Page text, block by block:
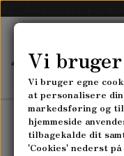
Vi
Vi bruger egne
at personalisere
markedsføring og
hjemmeside
tilbagekalde dit
'Cookies' nederst på